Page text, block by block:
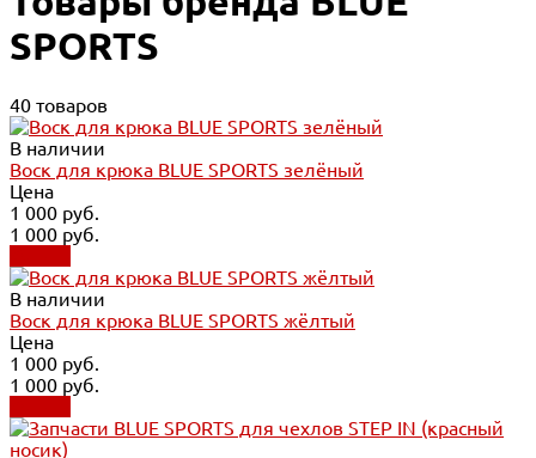
SPORTS
40 товаров
В наличии
Воск для крюка BLUE SPORTS зелёный
Цена
1 000 руб.
1 000 руб.
В наличии
Воск для крюка BLUE SPORTS жёлтый
Цена
1 000 руб.
1 000 руб.